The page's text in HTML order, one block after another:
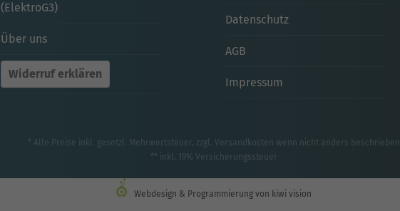
(ElektroG3)
Über uns
Widerruf erklären
Datenschutz
AGB
Impressum
* Alle Preise inkl. gesetzl. Mehrwertsteuer, zzgl. Versandkosten wenn nicht anders beschrieben
** inkl. 19% Versicherungssteuer
Webdesign & Programmierung von kiwi vision